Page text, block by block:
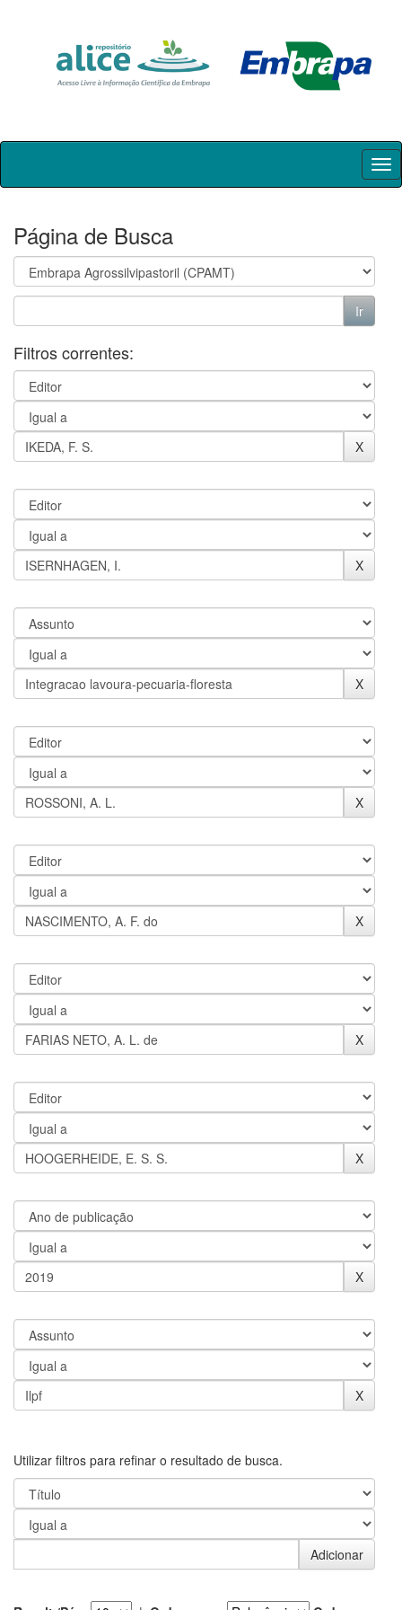
Skip
Página de Busca
Filtros correntes:
Utilizar filtros para refinar o resultado de busca.